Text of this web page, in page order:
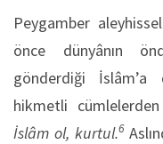
Peygamber
önce dünyânın
gönderdiği
hikmetli
İslâm ol, kurtul.6